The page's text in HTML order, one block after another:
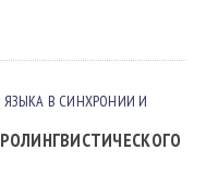
В СИНХРОНИИ И